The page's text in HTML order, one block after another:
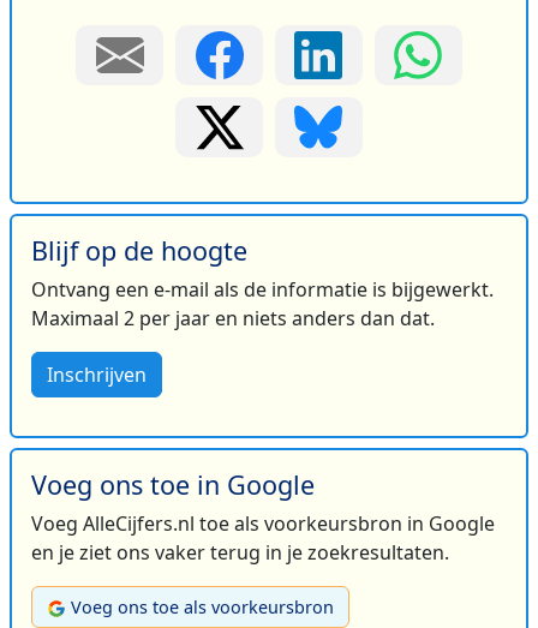
Blijf op de hoogte
Ontvang een e-mail als de informatie is bijgewerkt.
Maximaal 2 per jaar en niets anders dan dat.
Inschrijven
Voeg ons toe in Google
Voeg AlleCijfers.nl toe als voorkeursbron in Google
en je ziet ons vaker terug in je zoekresultaten.
Voeg ons toe als voorkeursbron